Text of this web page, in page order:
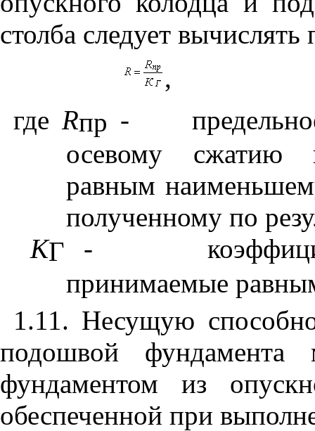
столба следует
,
где Rпр -
осевому сжатию
равным
полученному по
КГ -
принимаемые
1.11. Несущую
подошвой фундамента
фундаментом из
обеспеченной при